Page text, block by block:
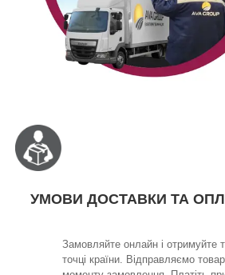
УМОВИ ДОСТАВКИ ТА
Замовляйте онлайн і отримуйте
точці країни. Відправляємо